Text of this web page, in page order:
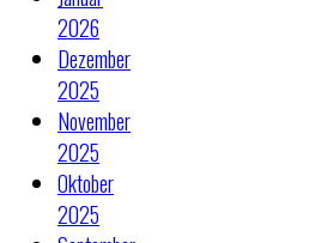
2026
Dezember
2025
November
2025
Oktober
2025